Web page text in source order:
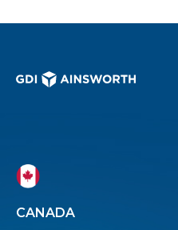
CANADA